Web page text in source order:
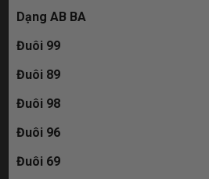
Dạng AB BA
Đuôi 99
Đuôi 89
Đuôi 98
Đuôi 96
Đuôi 69